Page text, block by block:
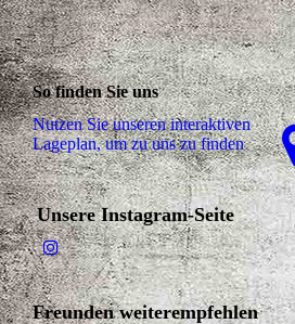
So finden Sie uns
Nutzen Sie unseren interaktiven
La­ge­plan, um zu uns zu finden
Unsere Instagram-Seite
Freunden weiterempfehlen